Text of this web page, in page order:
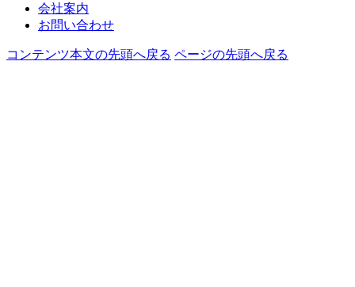
会社案内
お問い合わせ
コンテンツ本文の先頭へ戻る ページの先頭へ戻る